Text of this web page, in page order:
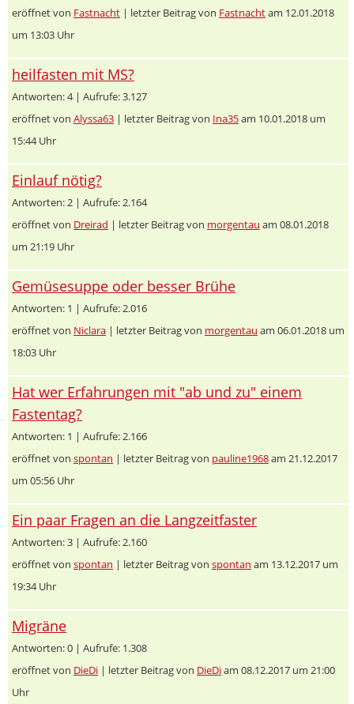
eröffnet von Fastnacht | letzter Beitrag von Fastnachtam 12.01.2018
um 13:03 Uhr
heilfasten mit MS?
Antworten: 4 | Aufrufe: 3.127
eröffnet von Alyssa63 | letzter Beitrag von Ina35am 10.01.2018 um
15:44 Uhr
Einlauf nötig?
Antworten: 2 | Aufrufe: 2.164
eröffnet von Dreirad | letzter Beitrag von morgentau am 08.01.2018
um 21:19 Uhr
Gemüsesuppe oder besser Brühe
Antworten: 1 | Aufrufe: 2.016
eröffnet von Niclara | letzter Beitrag von morgentau am 06.01.2018 um
18:03 Uhr
Hat wer Erfahrungen mit "ab und zu" einem
Fastentag?
Antworten: 1 | Aufrufe: 2.166
eröffnet von spontan | letzter Beitrag von pauline1968am 21.12.2017
um 05:56 Uhr
Ein paar Fragen an die Langzeitfaster
Antworten: 3 | Aufrufe: 2.160
eröffnet von spontan | letzter Beitrag von spontan am 13.12.2017 um
19:34 Uhr
Migräne
Antworten: 0 | Aufrufe: 1.308
eröffnet von DieDi | letzter Beitrag von DieDiam 08.12.2017 um 21:00
Uhr